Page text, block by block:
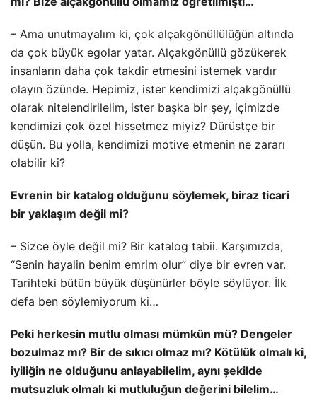
– Ama unutmayalım ki, çok alçakgönüllülüğün altında
da çok büyük egolar yatar. Alçakgönüllü gözükerek
insanların daha çok takdir etmesini istemek vardır
olayın özünde. Hepimiz, ister kendimizi alçakgönüllü
olarak nitelendirilelim, ister başka bir şey, içimizde
kendimizi çok özel hissetmez miyiz? Dürüstçe bir
düşün. Bu yolla, kendimizi motive etmenin ne zararı
olabilir ki?
Evrenin bir katalog olduğunu söylemek, biraz ticari
bir yaklaşım değil mi?
– Sizce öyle değil mi? Bir katalog tabii. Karşımızda,
“Senin hayalin benim emrim olur” diye bir evren var.
Tarihteki bütün büyük düşünürler böyle söylüyor. İlk
defa ben söylemiyorum ki…
Peki herkesin mutlu olması mümkün mü? Dengeler
bozulmaz mı? Bir de sıkıcı olmaz mı? Kötülük olmalı ki,
iyiliğin ne olduğunu anlayabilelim, aynı şekilde
mutsuzluk olmalı ki mutluluğun değerini bilelim…